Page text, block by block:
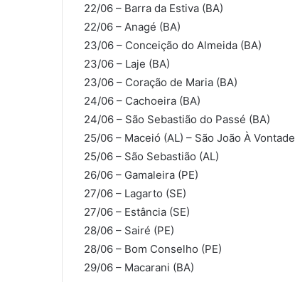
22/06 – Barra da Estiva (BA)
22/06 – Anagé (BA)
23/06 – Conceição do Almeida (BA)
23/06 – Laje (BA)
23/06 – Coração de Maria (BA)
24/06 – Cachoeira (BA)
24/06 – São Sebastião do Passé (BA)
25/06 – Maceió (AL) – São João À Vontade
25/06 – São Sebastião (AL)
26/06 – Gamaleira (PE)
27/06 – Lagarto (SE)
27/06 – Estância (SE)
28/06 – Sairé (PE)
28/06 – Bom Conselho (PE)
29/06 – Macarani (BA)